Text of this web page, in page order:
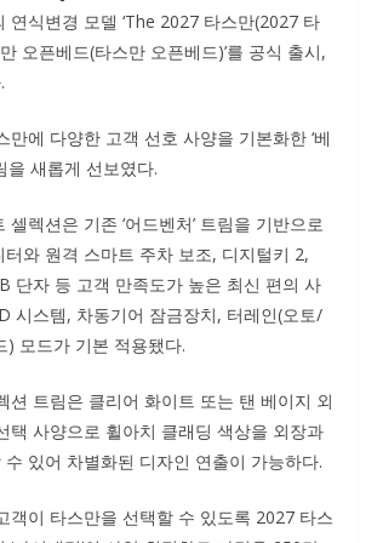
연식변경 모델 ‘The 2027 타스만(2027 타
만 오픈베드(타스만 오픈베드)’를 공식 출시,
만에 다양한 고객 선호 사양을 기본화한 ‘베
을 새롭게 선보였다.
셀렉션은 기존 ‘어드벤처’ 트림을 기반으로
와 원격 스마트 주차 보조, 디지털키 2,
단자 등 고객 만족도가 높은 최신 편의 사
시스템, 차동기어 잠금장치, 터레인(오토/
) 모드가 기본 적용됐다.
션 트림은 클리어 화이트 또는 탠 베이지 외
택 사양으로 휠아치 클래딩 색상을 외장과
있어 차별화된 디자인 연출이 가능하다.
객이 타스만을 선택할 수 있도록 2027 타스